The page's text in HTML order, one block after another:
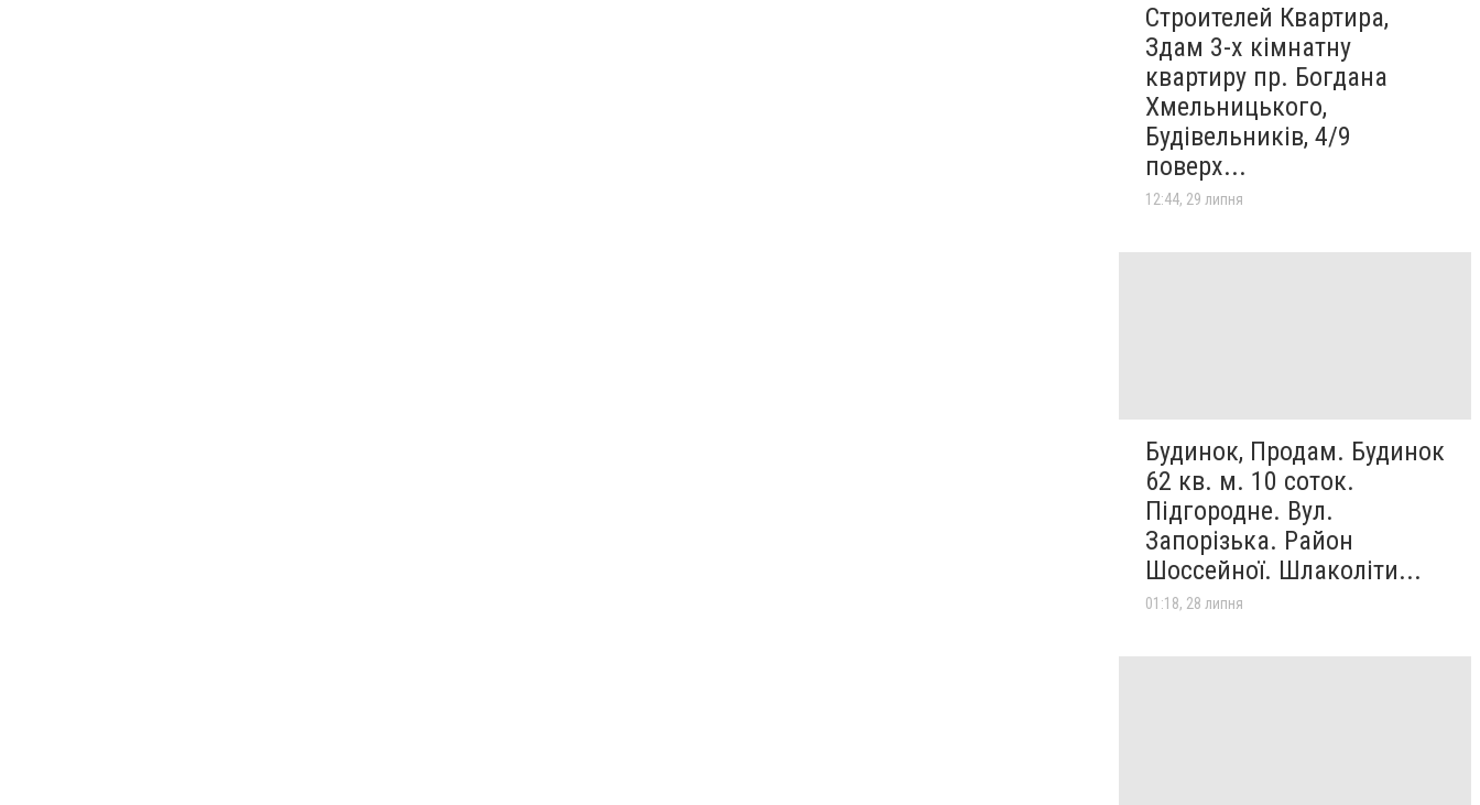
Строителей Квартира,
Здам 3-х кімнатну
квартиру пр. Богдана
Хмельницького,
Будівельників, 4/9
поверх...
12:44, 29 липня
Будинок, Продам. Будинок
62 кв. м. 10 соток.
Підгородне. Вул.
Запорізька. Район
Шоссейної. Шлаколіти...
01:18, 28 липня